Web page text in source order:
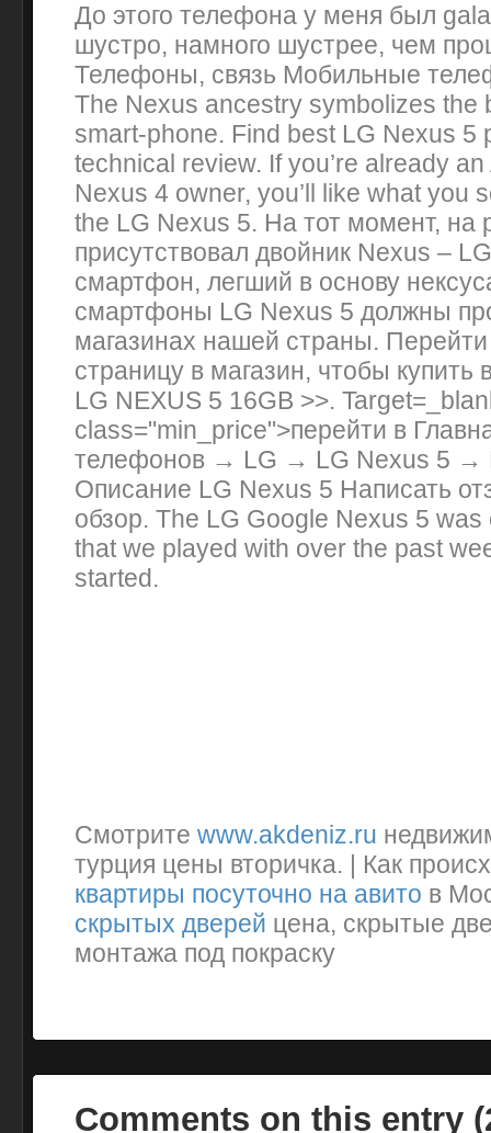
До этого телефона у меня был
шустро, намного шустрее, чем
Телефоны, связь Мобильные
The Nexus ancestry symbolizes the
smart-phone. Find best LG Nexus 5
technical review. If you’re already
Nexus 4 owner, you’ll like what you
the LG Nexus 5. На тот момент, на
присутствовал двойник Nexus –
смартфон, легший в основу
смартфоны LG Nexus 5 должны
магазинах нашей страны.
страницу в магазин, чтобы
LG NEXUS 5 16GB >>.
class="min_price">перейти в
телефонов → LG → LG Nexus 5 →
Описание LG Nexus 5 Написать
обзор. The LG Google Nexus 5
that we played with over the past
started.
Смотрите www.akdeniz.ru
турция цены вторичка. | Как
квартиры посуточно на авито в
скрытых дверей цена, скрытые
монтажа под покраску
Comments on this entry